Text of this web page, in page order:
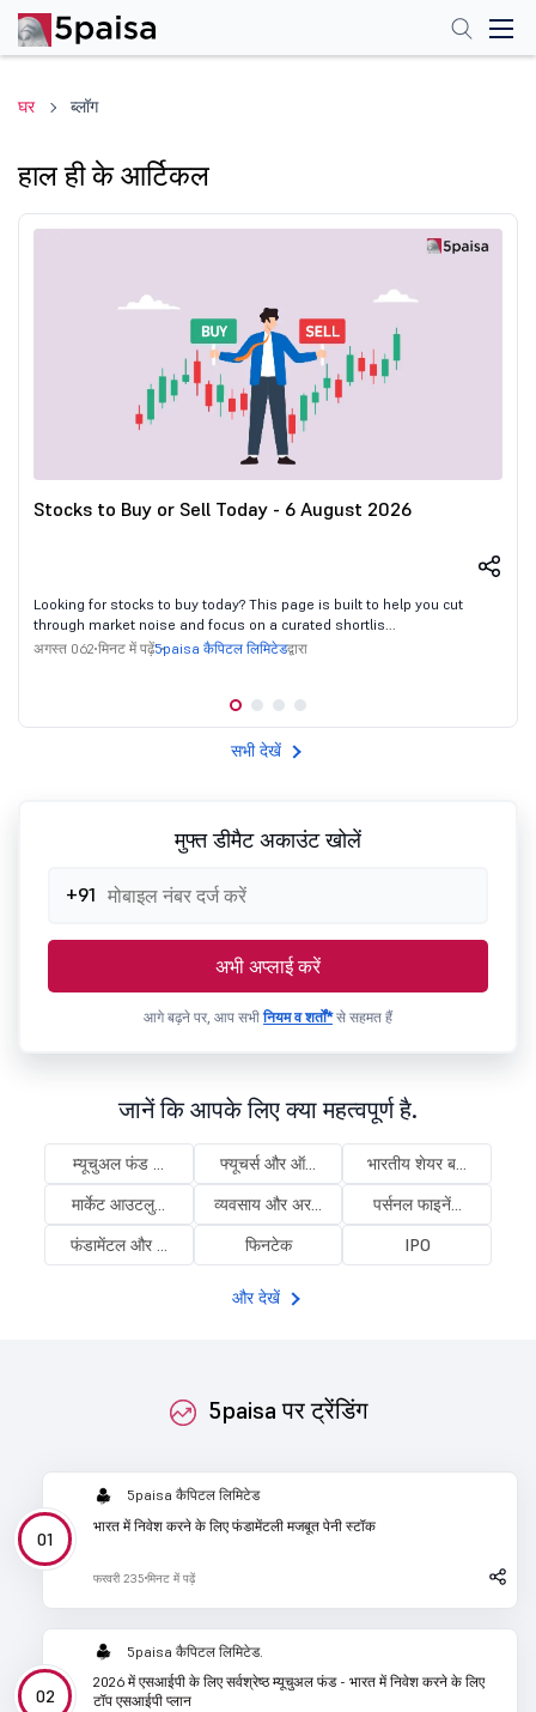
घर ब्लॉग
हाल ही के आर्टिकल
Stocks to Buy or Sell Today - 6 August 2026
Looking for stocks to buy today? This page is built to help you cut
through market noise and focus on a curated shortlis...
अगस्त 062 मिनट में पढ़ें5paisa कैपिटल लिमिटेडद्वारा
सभी देखें
मुफ्त डीमैट अकाउंट खोलें
+91
अभी अप्लाई करें
आगे बढ़ने पर, आप सभीनियम व शर्तों*से सहमत हैं
जानें कि आपके लिए क्या महत्वपूर्ण है.
म्यूचुअल फंड ... फ्यूचर्स और ऑ...
भारतीय शेयर ब...
मार्केट आउटलु...
व्यवसाय और अर...
पर्सनल फाइनें...
फंडामेंटल और ...
फिनटेक IPO
और देखें
5paisa पर ट्रेंडिंग
5paisa कैपिटल लिमिटेड
भारत में निवेश करने के लिए फंडामेंटली मजबूत पेनी स्टॉक
फरवरी 235 मिनट में पढ़ें
5paisa कैपिटल लिमिटेड.
2026 में एसआईपी के लिए सर्वश्रेष्ठ म्यूचुअल फंड - भारत में निवेश करने के लिए
टॉप एसआईपी प्लान